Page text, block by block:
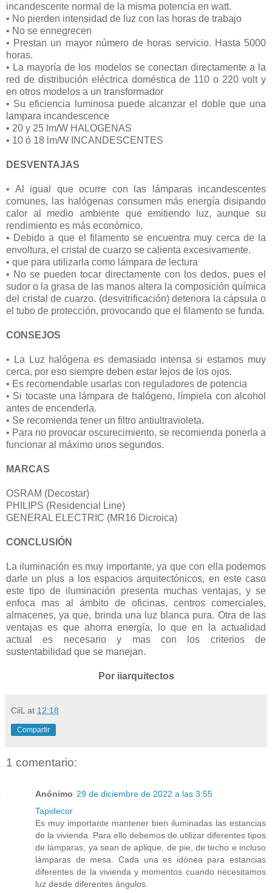
incandescente normal de la misma potencia en watt.
• No pierden intensidad de luz con las horas de trabajo
• No se ennegrecen
• Prestan un mayor número de horas servicio. Hasta 5000
horas.
• La mayoría de los modelos se conectan directamente a la
red de distribución eléctrica doméstica de 110 o 220 volt y
en otros modelos a un transformador
• Su eficiencia luminosa puede alcanzar el doble que una
lampara incandescence
• 20 y 25 lm/W HALOGENAS
• 10 ó 18 lm/W INCANDESCENTES
DESVENTAJAS
• Al igual que ocurre con las lámparas incandescentes
comunes, las halógenas consumen más energía disipando
calor al medio ambiente que emitiendo luz, aunque su
rendimiento es más económico.
• Debido a que el filamento se encuentra muy cerca de la
envoltura, el cristal de cuarzo se calienta excesivamente.
• que para utilizarla como lámpara de lectura
• No se pueden tocar directamente con los dedos, pues el
sudor o la grasa de las manos altera la composición química
del cristal de cuarzo. (desvitrificación) deteriora la cápsula o
el tubo de protección, provocando que el filamento se funda.
CONSEJOS
• La Luz halógena es demasiado intensa si estamos muy
cerca, por eso siempre deben estar lejos de los ojos.
• Es recomendable usarlas con reguladores de potencia
• Si tocaste una lámpara de halógeno, límpiela con alcohol
antes de encenderla.
• Se recomienda tener un filtro antiultravioleta.
• Para no provocar oscurecimiento, se recomienda ponerla a
funcionar al máximo unos segundos.
MARCAS
OSRAM (Decostar)
PHILIPS (Residencial Line)
GENERAL ELECTRIC (MR16 Dicroica)
CONCLUSIÓN
La iluminación es muy importante, ya que con ella podemos
darle un plus a los espacios arquitectónicos, en este caso
este tipo de iluminación presenta muchas ventajas, y se
enfoca mas al ámbito de oficinas, centros comerciales,
almacenes, ya que, brinda una luz blanca pura. Otra de las
ventajas es que ahorra energía, lo que en la actualidad
actual es necesario y mas con los criterios de
sustentabilidad que se manejan.
Por iiarquitectos
CiiL at 12:18
Compartir
1 comentario:
Anónimo 29 de diciembre de 2022 a las 3:55
Tapidecor
Es muy importante mantener bien iluminadas las estancias
de la vivienda. Para ello debemos de utilizar diferentes tipos
de lámparas, ya sean de aplique, de pie, de techo e incluso
lámparas de mesa. Cada una es idónea para estancias
diferentes de la vivienda y momentos cuando necesitamos
luz desde diferentes ángulos.